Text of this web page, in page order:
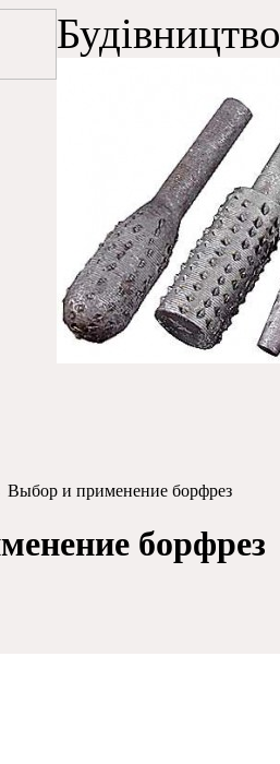
Выбор и применение борфрез
борфрез